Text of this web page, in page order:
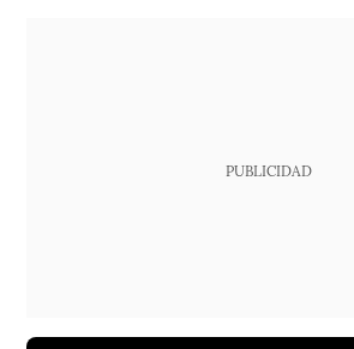
PUBLICIDAD